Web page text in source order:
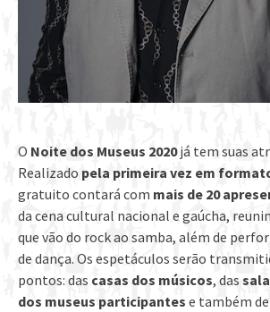
O Noite dos Museus 2020já tem suas
Realizado pela primeira vez em
gratuito contará com mais de 20
da cena cultural nacional e gaúcha,
que vão do rock ao samba, além de
de dança. Os espetáculos serão
pontos: das casas dos músicos, das
dos museus participantes e também